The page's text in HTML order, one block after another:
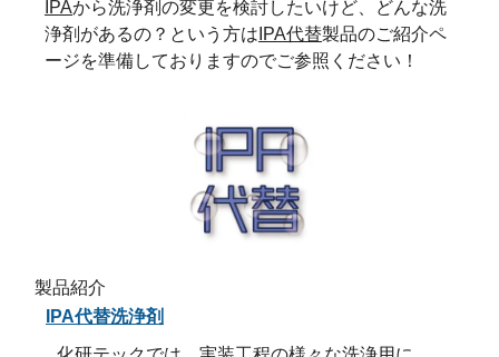
IPAから洗浄剤の変更を検討したいけど、どんな洗
浄剤があるの？という方は IPA代替製品のご紹介ペ
ージを準備しておりますのでご参照ください！
製品紹介
IPA代替洗浄剤